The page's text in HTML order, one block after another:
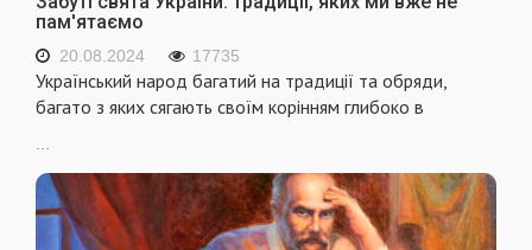
пам'ятаємо
20.08.2024 17735
Український народ багатий на традиції та обряди,
багато з яких сягають своїм корінням глибоко в
...